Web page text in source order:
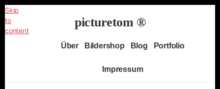
Skip
to
content
picturetom ®
Independent
Über Bildershop Blog Portfolio
Impressum